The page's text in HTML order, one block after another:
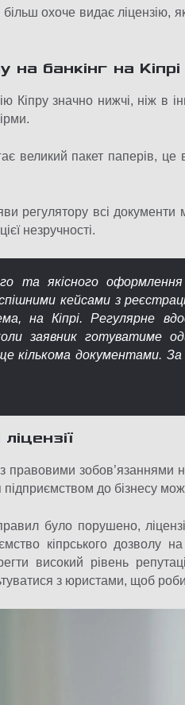
охоче видає ліцензію,
на банкінг на Кіпрі
Кіпру значно нижчі, ніж в
великий пакет паперів, це
регулятору всі документи
незручності.
та якісного
кейсами з
на Кіпрі. Регулярне
заявник готуватиме
кількома документами.
правовими зобов’язаннями
до бізнесу
було порушено,
кіпрського дозволу
високий рівень
з юристами, щоб